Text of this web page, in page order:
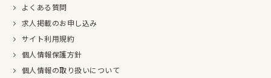
よくある質問
求人掲載のお申し込み
サイト利用規約
個人情報保護方針
個人情報の取り扱いについて